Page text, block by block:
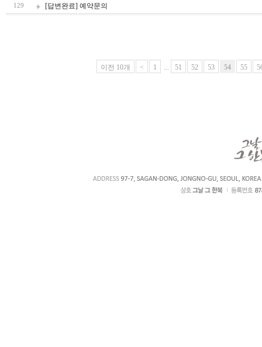
129 [답변완료] 예약문의
이전 10개 < 1 ... 51 52 53 54 55